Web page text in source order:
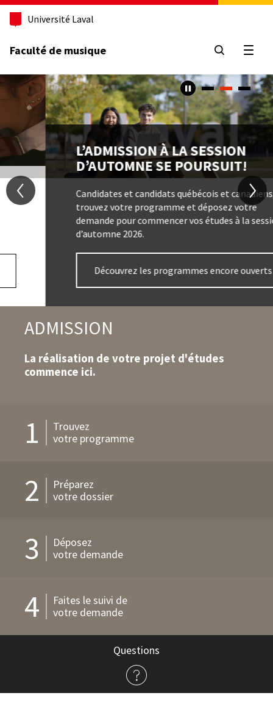
Aller
principal
Université Laval
Faculté de musique
Caroussel
Contenu
TITRE
L’ADMISSION À LA SESSION
D’AUTOMNE SE POURSUIT!
Texte
Candidates et candidats québécois et canadiens,
trouvez votre programme et déposez votre
demande pour commencer vos études à la session
d’automne 2026.
Découvrez les programmes encore ouverts
Image
ADMISSION
La réalisation de votre projet d'études
commence ici.
1
Trouvez
votre programme
2
Préparez
votre dossier
3
Déposez
votre demande
4
Faites le suivi de
votre demande
Questions
l'admission